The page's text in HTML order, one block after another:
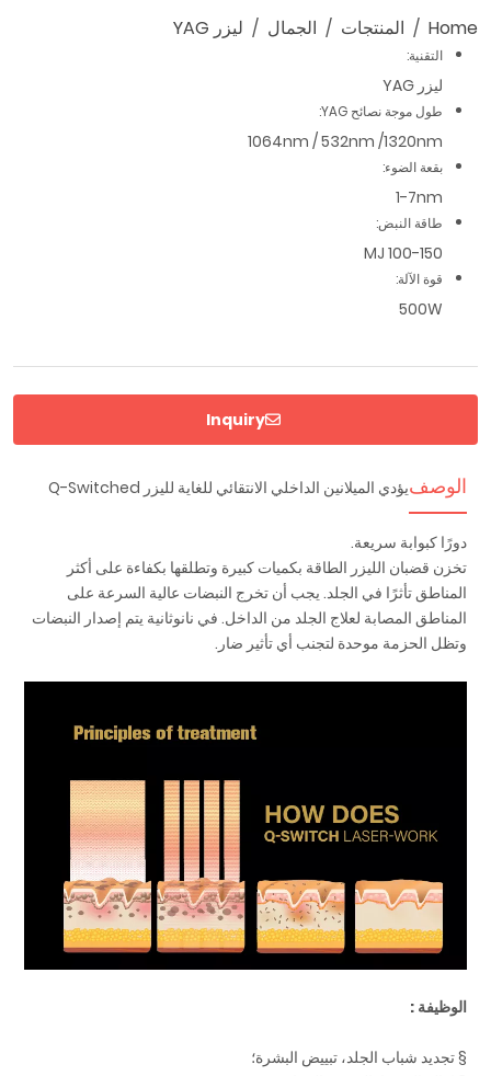
Home المنتجات الجمال ليزر YAG
التقنية:
ليزر YAG
طول موجة نصائح YAG:
1064nm / 532nm /1320nm
بقعة الضوء:
1-7nm
طاقة النبض:
100-150 MJ
قوة الآلة:
500W
Inquiry
الوصف يؤدي الميلانين الداخلي الانتقائي للغاية لليزر Q-Switched
دورًا كبوابة سريعة.
تخزن قضبان الليزر الطاقة بكميات كبيرة وتطلقها بكفاءة على أكثر
المناطق تأثرًا في الجلد. يجب أن تخرج النبضات عالية السرعة على
المناطق المصابة لعلاج الجلد من الداخل. في نانوثانية يتم إصدار النبضات
وتظل الحزمة موحدة لتجنب أي تأثير ضار.
الوظيفة :
§ تجديد شباب الجلد، تبييض البشرة؛